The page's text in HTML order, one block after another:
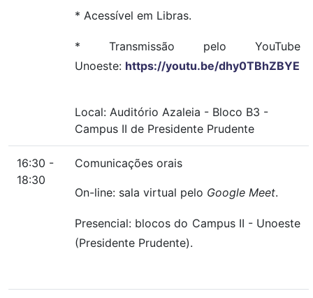
* Acessível em Libras.
* Transmissão pelo YouTube
Unoeste: https://youtu.be/dhy0TBhZBYE
Local: Auditório Azaleia - Bloco B3 -
Campus II de Presidente Prudente
16:30 -
18:30
Comunicações orais
On-line: sala virtual pelo Google Meet.
Presencial: blocos do Campus II - Unoeste
(Presidente Prudente).